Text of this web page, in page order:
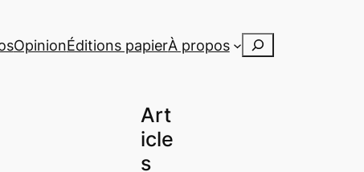
OpinionÉditions papierÀ propos Rechercher
Art
icle
s